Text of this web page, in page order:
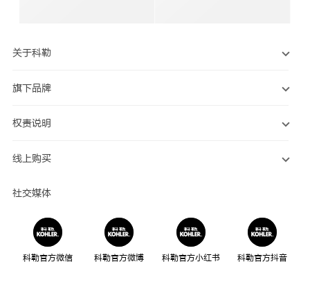
关于科勒
旗下品牌
权责说明
线上购买
社交媒体
科勒官方微信 科勒官方微博 科勒官方小红书 科勒官方抖音